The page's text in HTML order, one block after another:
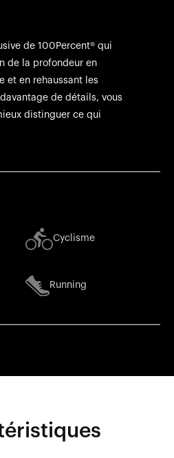
de 100Percent® qui
de la profondeur en
et en rehaussant les
de détails, vous
distinguer ce qui
Cyclisme
Running